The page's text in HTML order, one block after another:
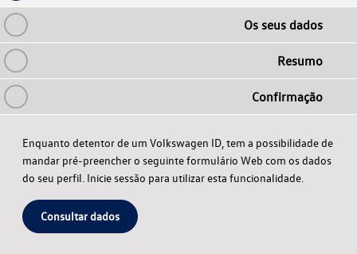
Os seus dados
Resumo
Confirmação
Enquanto detentor de um Volkswagen ID, tem a possibilidade de
mandar pré-preencher o seguinte formulário Web com os dados
do seu perfil. Inicie sessão para utilizar esta funcionalidade.
Consultar dados